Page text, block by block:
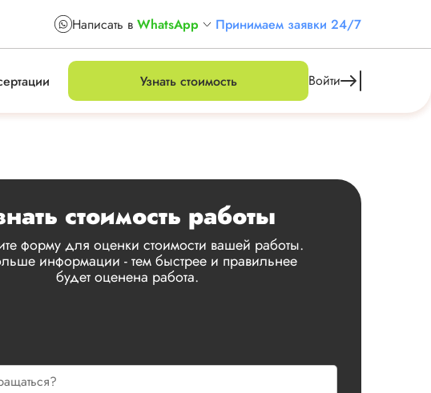
Написать в WhatsApp Принимаем заявки 24/7
Узнать стоимость Войти
стоимость работы
форму для оценки стоимости вашей работы.
информации - тем быстрее и правильнее
будет оценена работа.